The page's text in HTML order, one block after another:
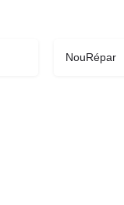
NouRépar